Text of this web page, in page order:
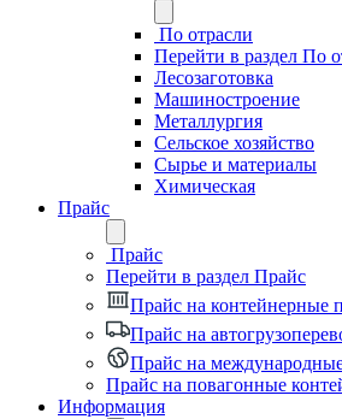
По отрасли
Перейти в раздел По
Лесозаготовка
Машиностроение
Металлургия
Сельское хозяйство
Сырье и материалы
Химическая
Прайс
Прайс
Перейти в раздел Прайс
Прайс на контейнерные
Прайс на
Прайс на международные
Прайс на повагонные
Информация